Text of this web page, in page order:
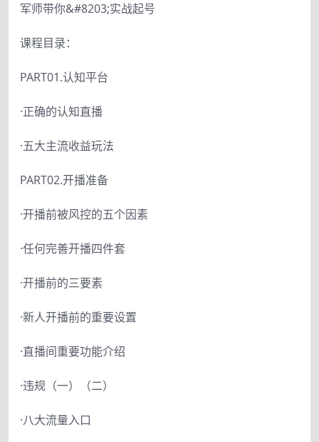
军师带你&#8203;实战起号
课程目录：
PART01.认知平台
·正确的认知直播
·五大主流收益玩法
PART02.开播准备
·开播前被风控的五个因素
·任何完善开播四件套
·开播前的三要素
·新人开播前的重要设置
·直播间重要功能介绍
·违规（一）（二）
·八大流量入口